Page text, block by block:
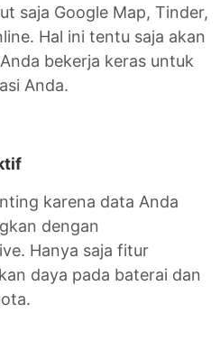
saja Google Map, Tinder,
Hal ini tentu saja akan
bekerja keras untuk
Anda.
karena data Anda
dengan
Hanya saja fitur
daya pada baterai dan